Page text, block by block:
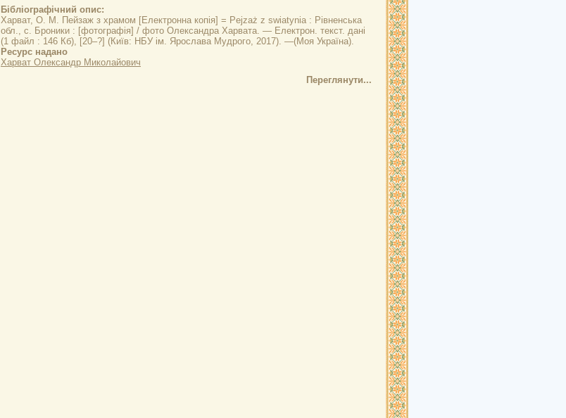
Бібліографічний опис:
Харват, О. М. Пейзаж з храмом [Електронна копія] = Pejzaż z swiatynia : Рівненська
обл., с. Броники : [фотографія] / фото Олександра Харвата. — Електрон. текст. дані
(1 файл : 146 Кб), [20–?] (Київ: НБУ ім. Ярослава Мудрого, 2017). —(Моя Україна).
Ресурс надано
Харват Олександр Миколайович
Переглянути...